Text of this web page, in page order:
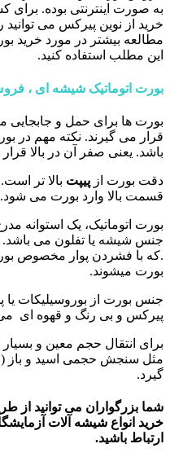
به صورت اینترنتی بوده.
خرید از نوین پیرکس می توانید
مطالعه بیشتر در مورد خرید
این مطلب استفاده کنید.
بورت اتوماتیک شیشه ای ،
بورت ها برای حمل و جابجایی
قرار می گیرند. نکته مهم در
باشد. یعنی صفر آن در بالا
دقت بورت از پیپت بالا تر
قسمت بالا وارد بورت می شود.
بورت اتوماتیک، یک استوانه
جنس شیشه یا تفلون می
.که با فشردن پوار مخصوص
بورت میشوند.
جنس بورت از بوروسیلیکات
پیرکس و بی رنگ و قهوه ای
برای انتقال حجم معین و
مثل سنجش حجمی اسید و باز
گیرد.
شما بزرگواران می توانید از
خرید انواع شیشه آلات
ارتباط باشید.